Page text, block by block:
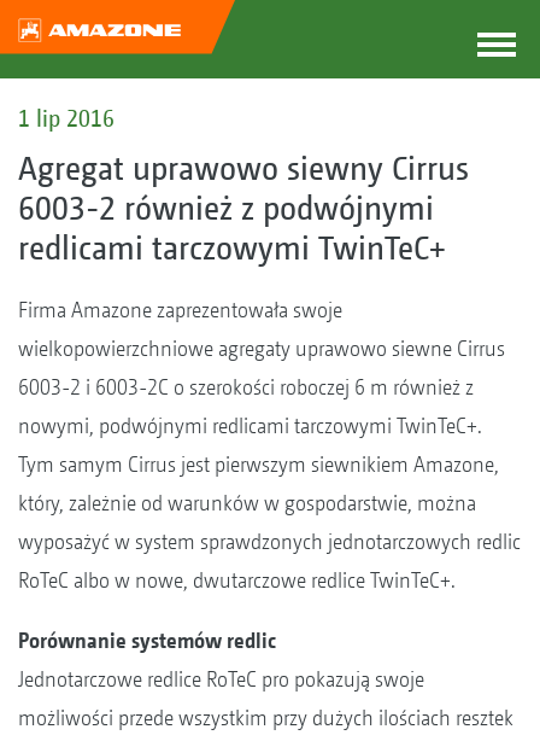
1 lip 2016
Agregat uprawowo siewny Cirrus
6003-2 również z podwójnymi
redlicami tarczowymi TwinTeC+
Firma Amazone zaprezentowała swoje
wielkopowierzchniowe agregaty uprawowo siewne Cirrus
6003-2 i 6003-2C o szerokości roboczej 6 m również z
nowymi, podwójnymi redlicami tarczowymi TwinTeC+.
Tym samym Cirrus jest pierwszym siewnikiem Amazone,
który, zależnie od warunków w gospodarstwie, można
wyposażyć w system sprawdzonych jednotarczowych redlic
RoTeC albo w nowe, dwutarczowe redlice TwinTeC+.
Porównanie systemów redlic
Jednotarczowe redlice RoTeC pro pokazują swoje
możliwości przede wszystkim przy dużych ilościach resztek